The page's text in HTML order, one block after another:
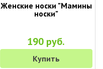
Женские носки "Мамины
носки"
190 руб.
Купить